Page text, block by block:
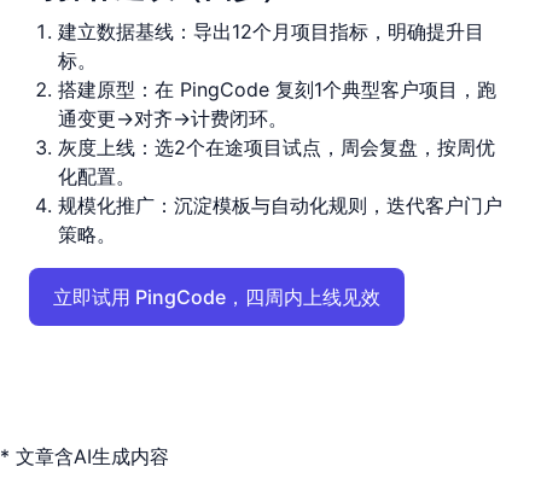
建立数据基线：导出12个月项目指标，明确提升目
标。
搭建原型：在 PingCode 复刻1个典型客户项目，跑
通变更→对齐→计费闭环。
灰度上线：选2个在途项目试点，周会复盘，按周优
化配置。
规模化推广：沉淀模板与自动化规则，迭代客户门户
策略。
立即试用 PingCode，四周内上线见效
* 文章含AI生成内容